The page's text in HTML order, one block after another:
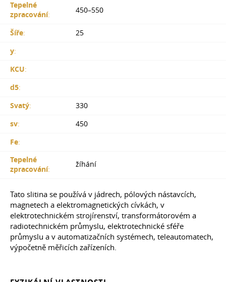
Tepelné
zpracování:
450–550
Šíře:
25
y:
KCU:
d5:
Svatý:
330
sv:
450
Fe:
Tepelné
zpracování:
žíhání
Tato slitina se používá v jádrech, pólových nástavcích,
magnetech a elektromagnetických cívkách, v
elektrotechnickém strojírenství, transformátorovém a
radiotechnickém průmyslu, elektrotechnické sféře
průmyslu a v automatizačních systémech, teleautomatech,
výpočetně měřicích zařízeních.